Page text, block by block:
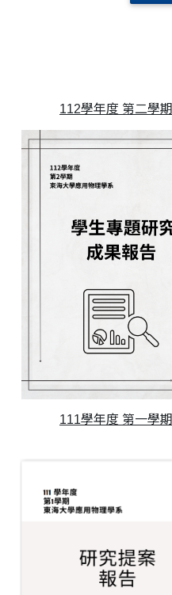
112學年度 第二學期
111學年度 第一學期